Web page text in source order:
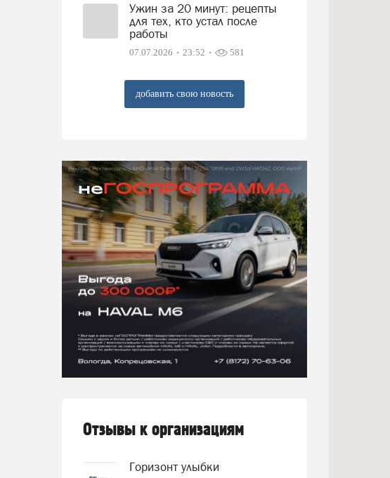
Ужин за 20 минут: рецепты
для тех, кто устал после
работы
07.07.2026 23:52 581
добавить свою новость
Отзывы к организациям
Горизонт улыбки